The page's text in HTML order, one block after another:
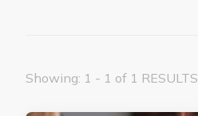
Showing: 1 - 1 of 1 RESULTS